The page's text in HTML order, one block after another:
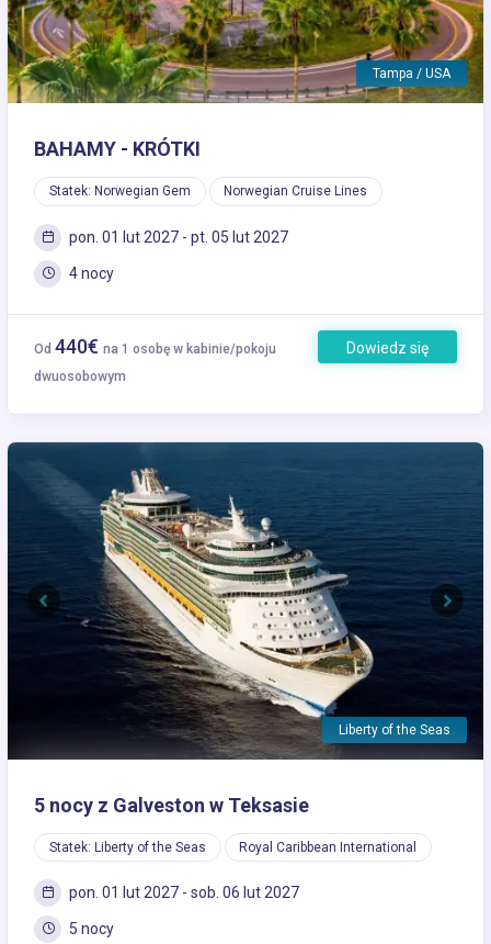
Tampa / USA
BAHAMY - KRÓTKI
Statek: Norwegian Gem Norwegian Cruise Lines
pon. 01 lut 2027 - pt. 05 lut 2027
4 nocy
Od 440€ na 1 osobę w kabinie/pokoju
dwuosobowym
Dowiedz się
więcej
Liberty of the Seas
Previous Next
5 nocy z Galveston w Teksasie
Statek: Liberty of the Seas Royal Caribbean International
pon. 01 lut 2027 - sob. 06 lut 2027
5 nocy